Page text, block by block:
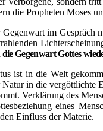
die Propheten Moses
im
Gegenwart Gottes
ist in die Welt
in die vergöttlichte
Verklärung des
eines
Einfluss der Materie.